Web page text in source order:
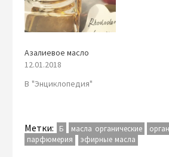
Азалиевое масло
12.01.2018
В "Энциклопедия"
Метки: Б масла органические
парфюмерия
эфирные масла